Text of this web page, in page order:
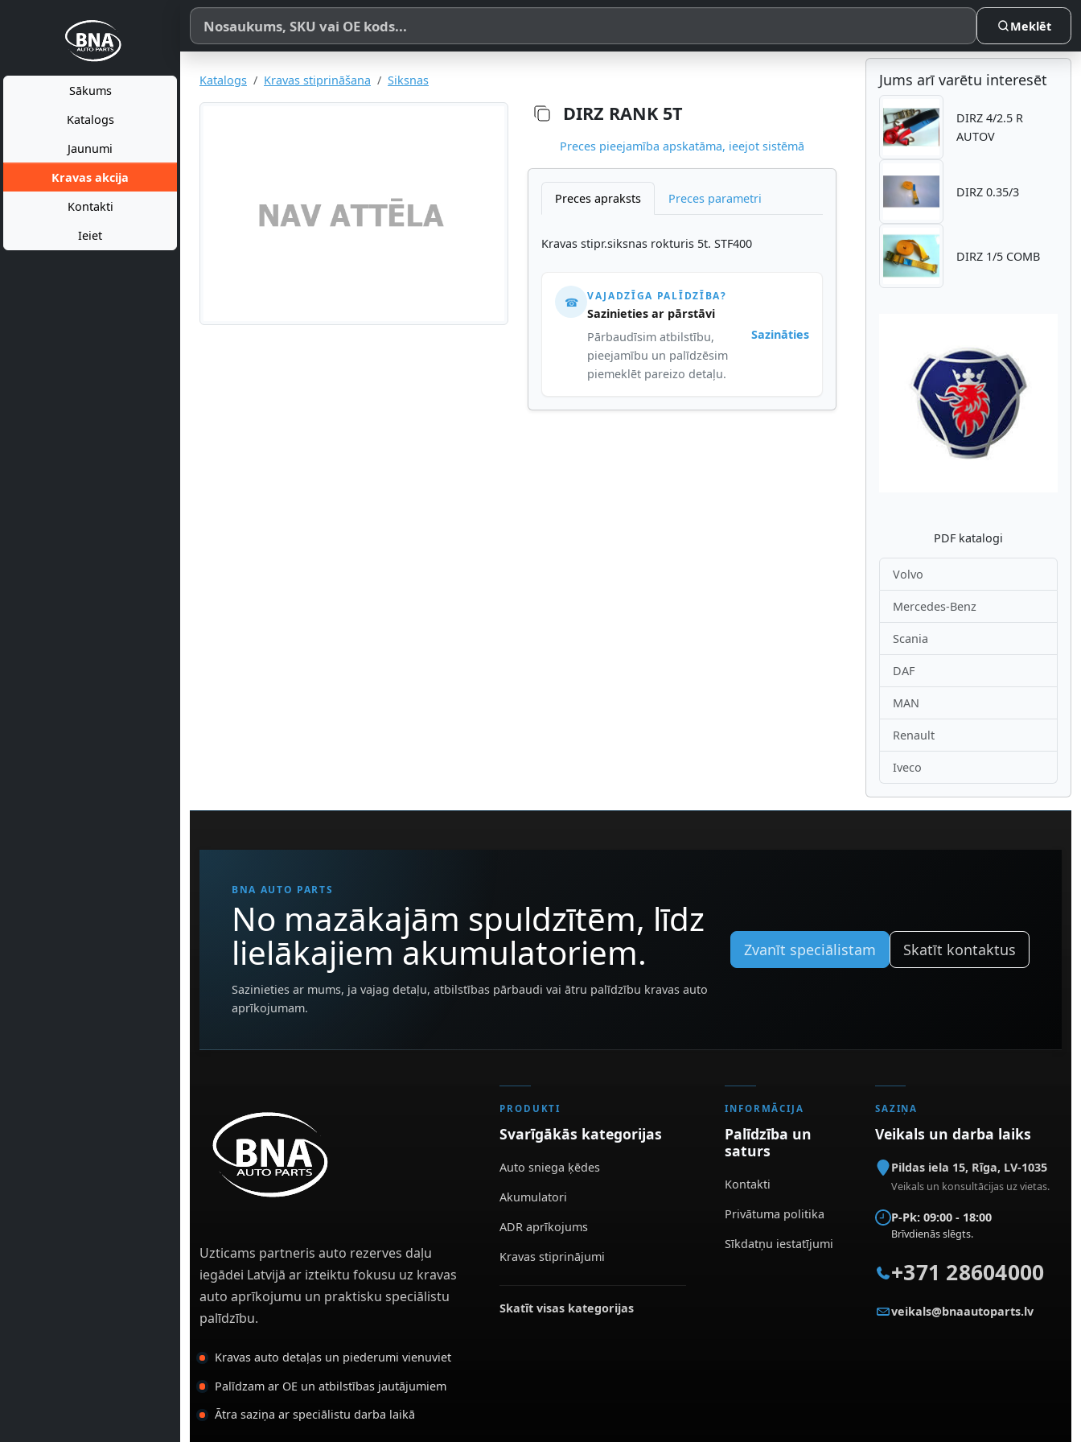
Sākums
Katalogs
Jaunumi
Kravas akcija
Kontakti
Ieiet
Meklēt pēc produkta nosaukuma, SKU vai OE koda
Meklēt
Katalogs Kravas stiprināšana Siksnas
DIRZ RANK 5T
Preces pieejamība apskatāma, ieejot sistēmā
Preces apraksts Preces parametri
Kravas stipr.siksnas rokturis 5t. STF400
☎ VAJADZĪGA PALĪDZĪBA?
Sazinieties ar pārstāvi
Pārbaudīsim atbilstību,
pieejamību un palīdzēsim
piemeklēt pareizo detaļu.
Sazināties
Jums arī varētu interesēt
DIRZ 4/2.5 R
AUTOV
DIRZ 0.35/3
DIRZ 1/5 COMB
Atpakaļ
PDF katalogi
Volvo
Mercedes-Benz
Scania
DAF
MAN
Renault
Iveco
BNA AUTO PARTS
No mazākajām spuldzītēm, līdz
lielākajiem akumulatoriem.
Sazinieties ar mums, ja vajag detaļu, atbilstības pārbaudi vai ātru palīdzību kravas auto
aprīkojumam.
Zvanīt speciālistam Skatīt kontaktus
Uzticams partneris auto rezerves daļu
iegādei Latvijā ar izteiktu fokusu uz kravas
auto aprīkojumu un praktisku speciālistu
palīdzību.
Kravas auto detaļas un piederumi vienuviet
Palīdzam ar OE un atbilstības jautājumiem
Ātra saziņa ar speciālistu darba laikā
PRODUKTI
Svarīgākās kategorijas
Auto sniega ķēdes
Akumulatori
ADR aprīkojums
Kravas stiprinājumi
Skatīt visas kategorijas
INFORMĀCIJA
Palīdzība un
saturs
Kontakti
Privātuma politika
Sīkdatņu iestatījumi
SAZIŅA
Veikals un darba laiks
Pildas iela 15, Rīga, LV-1035
Veikals un konsultācijas uz vietas.
P-Pk: 09:00 - 18:00
Brīvdienās slēgts.
+371 28604000
veikals@bnaautoparts.lv